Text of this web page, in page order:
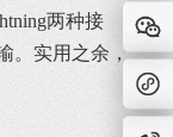
两种接
。实用之余，